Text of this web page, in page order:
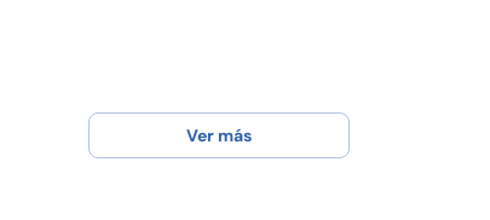
Ver más